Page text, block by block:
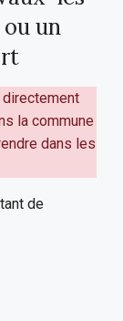
un
la commune
dans les
de